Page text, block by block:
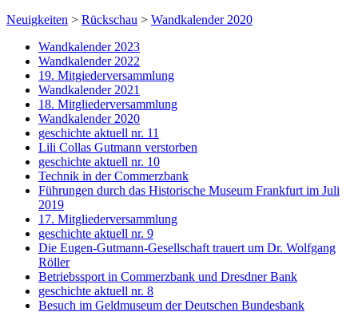
Neuigkeiten > Rückschau > Wandkalender 2020
Wandkalender 2023
Wandkalender 2022
19. Mitgiederversammlung
Wandkalender 2021
18. Mitgliederversammlung
Wandkalender 2020
geschichte aktuell nr. 11
Lili Collas Gutmann verstorben
geschichte aktuell nr. 10
Technik in der Commerzbank
Führungen durch das Historische Museum Frankfurt im Juli
2019
17. Mitgliederversammlung
geschichte aktuell nr. 9
Die Eugen-Gutmann-Gesellschaft trauert um Dr. Wolfgang
Röller
Betriebssport in Commerzbank und Dresdner Bank
geschichte aktuell nr. 8
Besuch im Geldmuseum der Deutschen Bundesbank